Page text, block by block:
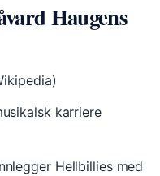
Haugens
karriere
Hellbillies med